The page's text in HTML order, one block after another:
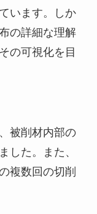
います。しか
の詳細な理解
の可視化を目
被削材内部の
した。また、
複数回の切削